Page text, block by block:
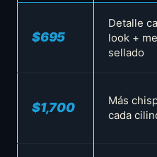
$695
Detalle
look +
sellado
$1,700
Más
cada